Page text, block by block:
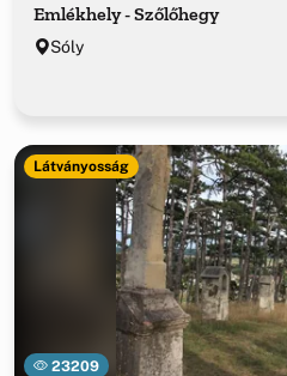
Emlékhely - Szőlőhegy
Sóly
23209
Látványosság